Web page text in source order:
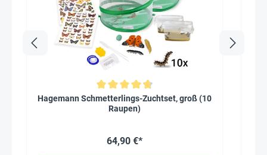
Durchschnittliche Bewertung von 4.8 von 5 Sternen
Hagemann Schmetterlings-Zuchtset, groß (10
Raupen)
64,90 €*